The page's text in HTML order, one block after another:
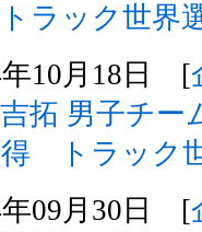
ラック世界
年10月18日 [
拓 男子チー
トラック
年09月30日 [